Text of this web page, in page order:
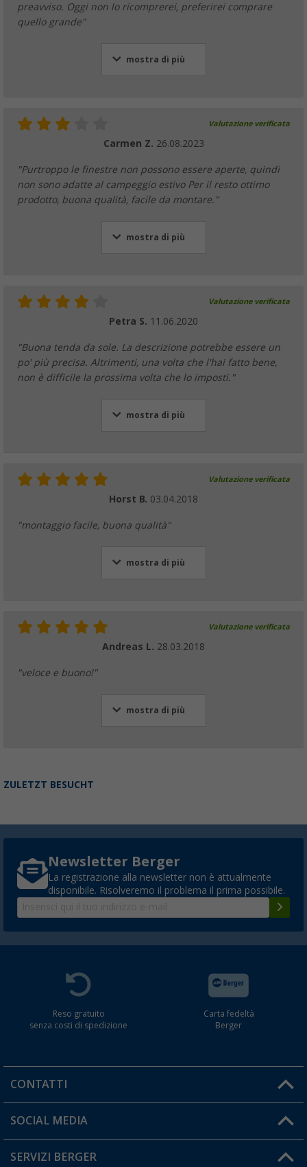
preavviso. Oggi non lo ricomprerei, preferirei comprare
quello grande"
mostra di più
Valutazione verificata
Carmen Z. 26.08.2023
"Purtroppo le finestre non possono essere aperte, quindi
non sono adatte al campeggio estivo Per il resto ottimo
prodotto, buona qualità, facile da montare."
mostra di più
Valutazione verificata
Petra S. 11.06.2020
"Buona tenda da sole. La descrizione potrebbe essere un
po' più precisa. Altrimenti, una volta che l'hai fatto bene,
non è difficile la prossima volta che lo imposti."
mostra di più
Valutazione verificata
Horst B. 03.04.2018
"montaggio facile, buona qualità"
mostra di più
Valutazione verificata
Andreas L. 28.03.2018
"veloce e buono!"
mostra di più
ZULETZT BESUCHT
Newsletter Berger
La registrazione alla newsletter non è attualmente
disponibile. Risolveremo il problema il prima possibile.
Reso gratuito
senza costi di spedizione
Carta fedeltà
Berger
CONTATTI
Orari di apertura del servizio:
Hai una domanda?
SOCIAL MEDIA
SERVIZI BERGER